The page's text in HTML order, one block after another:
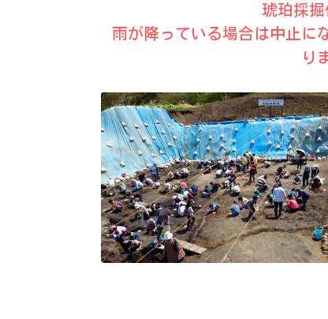
琥珀採
雨が降っている場合は中止に
り